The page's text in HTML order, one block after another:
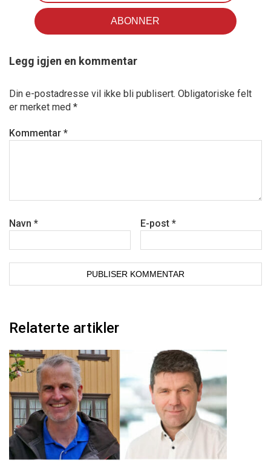
Legg igjen en kommentar
Din e-postadresse vil ikke bli publisert. Obligatoriske felt
er merket med *
Kommentar *
Navn * E-post*
Relaterte artikler